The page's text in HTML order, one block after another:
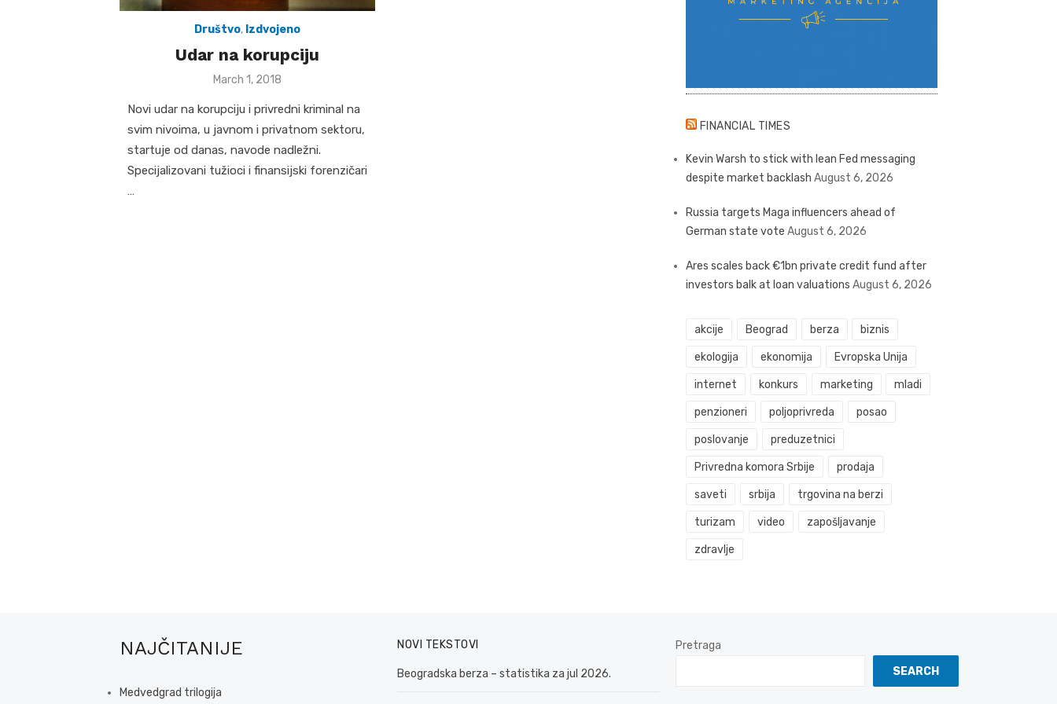
Društvo, Izdvojeno
Udar na korupciju
Posted
March 1, 2018
Novi udar na korupciju i privredni kriminal na
svim nivoima, u javnom i privatnom sektoru,
startuje od danas, navode nadležni.
Specijalizovani tužioci i finansijski forenzičari
…
FINANCIAL TIMES
Kevin Warsh to stick with lean Fed messaging
despite market backlash August 6, 2026
Russia targets Maga influencers ahead of
German state vote August 6, 2026
Ares scales back €1bn private credit fund after
investors balk at loan valuations August 6, 2026
akcije Beograd berza biznis
ekologija ekonomija Evropska Unija
internet konkurs marketing mladi
penzioneri poljoprivreda posao
poslovanje preduzetnici
Privredna komora Srbije prodaja
saveti srbija trgovina na berzi
turizam video zapošljavanje
zdravlje
NAJČITANIJE
Medvedgrad trilogija
NOVI TEKSTOVI
Beogradska berza – statistika za jul 2026.
Pretraga
SEARCH